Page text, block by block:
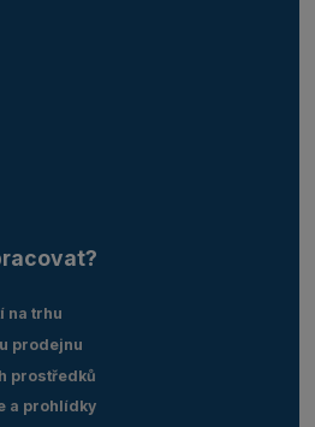
na trhu
prodejnu
prostředků
a prohlídky